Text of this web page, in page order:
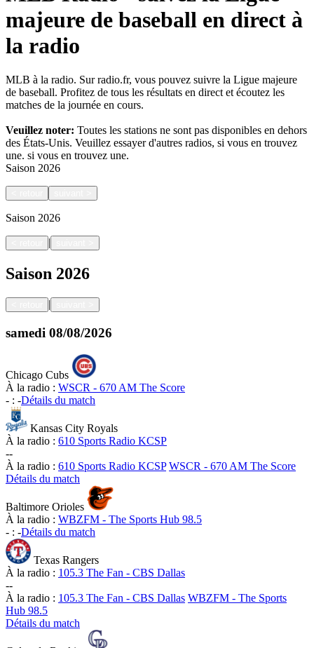
majeure de baseball en direct à
la radio
MLB à la radio. Sur radio.fr, vous pouvez suivre la Ligue majeure
de baseball. Profitez de tous les résultats en direct et écoutez les
matches de la journée en cours.
Veuillez noter: Toutes les stations ne sont pas disponibles en dehors
des États-Unis. Veuillez essayer d'autres radios, si vous en trouvez
une. si vous en trouvez une.
Saison 2026
Saison 2026
|
Saison 2026
|
samedi 08/08/2026
Chicago Cubs
À la radio : WSCR - 670 AM The Score
- : -Détails du match
Kansas City Royals
À la radio : 610 Sports Radio KCSP
--
À la radio : 610 Sports Radio KCSP WSCR - 670 AM The Score
Détails du match
Baltimore Orioles
À la radio : WBZFM - The Sports Hub 98.5
- : -Détails du match
Texas Rangers
À la radio : 105.3 The Fan - CBS Dallas
--
À la radio : 105.3 The Fan - CBS Dallas WBZFM - The Sports
Hub 98.5
Détails du match